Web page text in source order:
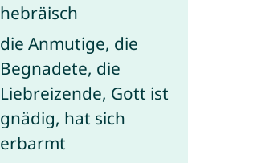
hebräisch
die Anmutige, die
Begnadete, die
Liebreizende, Gott ist
gnädig, hat sich
erbarmt